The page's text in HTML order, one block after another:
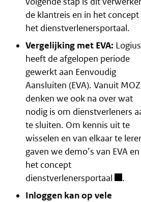
de klantreis en in het concept
het dienstverlenersportaal.
Vergelijking met EVA: Logius
heeft de afgelopen periode
gewerkt aan Eenvoudig
Aansluiten (EVA). Vanuit
denken we ook na over wat
nodig is om dienstverleners
te sluiten. Om kennis uit te
wisselen en van elkaar te
gaven we demo’s van EVA
het concept
dienstverlenersportaal
.
Inloggen kan op vele